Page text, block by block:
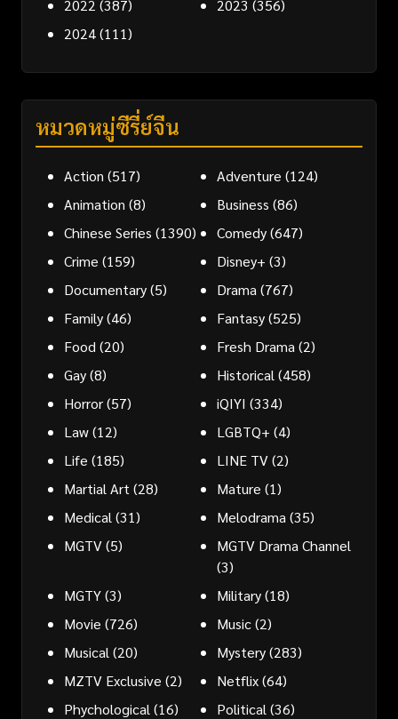
2022 (387) 2023 (356)
2024(111)
หมวดหมู่ซีรี่ย์จีน
Action (517) Adventure (124)
Animation (8) Business (86)
Chinese Series (1390) Comedy(647)
Crime (159) Disney+ (3)
Documentary(5) Drama (767)
Family(46) Fantasy(525)
Food (20) Fresh Drama (2)
Gay(8) Historical (458)
Horror(57) iQIYI (334)
Law(12) LGBTQ+ (4)
Life (185) LINE TV(2)
Martial Art (28) Mature (1)
Medical (31) Melodrama (35)
MGTV(5)
MGTV Drama Channel
(3)
MGTY(3) Military(18)
Movie (726) Music(2)
Musical (20) Mystery(283)
MZTV Exclusive (2) Netflix(64)
Phychological (16) Political (36)